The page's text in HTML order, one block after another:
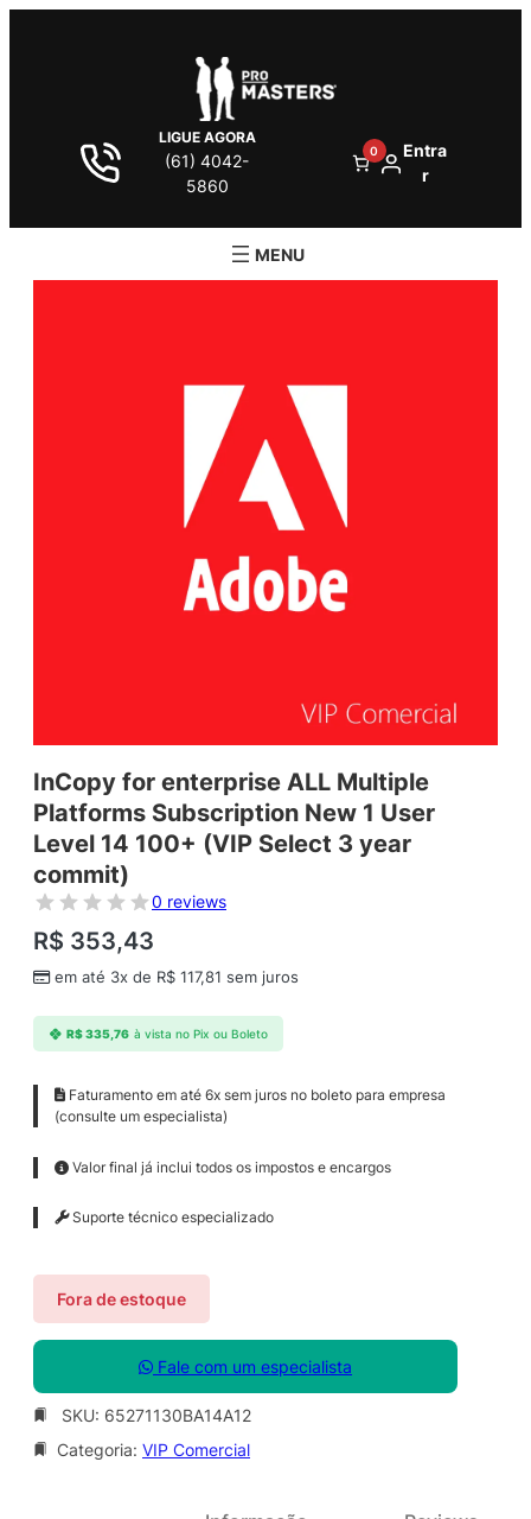
LIGUE AGORA
(61) 4042-
5860
0
Entra
r
InCopy for enterprise ALL Multiple
Platforms Subscription New 1 User
Level 14 100+ (VIP Select 3 year
commit)
0 reviews
R$ 353,43
em até 3x de R$ 117,81 sem juros
R$335,76 à vista no Pix ou Boleto
Faturamento em até 6x sem juros no boleto para empresa
(consulte um especialista)
Valor final já inclui todos os impostos e encargos
Suporte técnico especializado
Fora de estoque
Fale com um especialista
SKU: 65271130BA14A12
Categoria: VIP Comercial